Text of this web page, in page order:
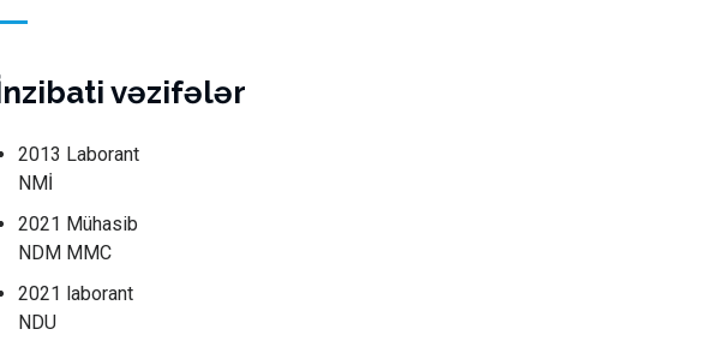
vəzifələr
2013 Laborant
NMİ
2021 Mühasib
NDM MMC
2021 laborant
NDU